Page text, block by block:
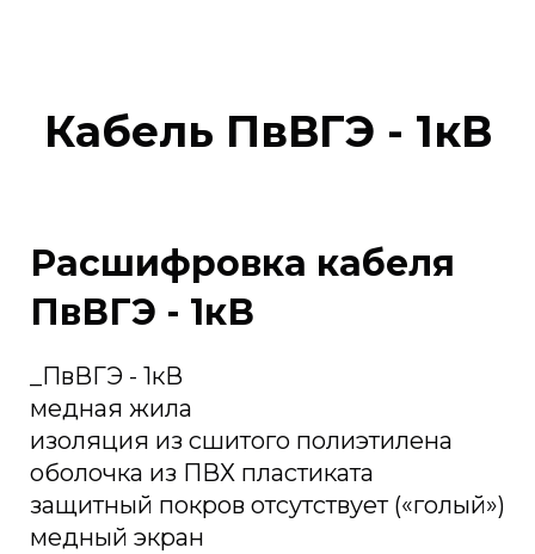
Кабель ПвВГЭ - 1кВ
Расшифровка кабеля
ПвВГЭ - 1кВ
_ПвВГЭ - 1кВ
медная жила
изоляция из сшитого полиэтилена
оболочка из ПВХ пластиката
защитный покров отсутствует («голый»)
медный экран